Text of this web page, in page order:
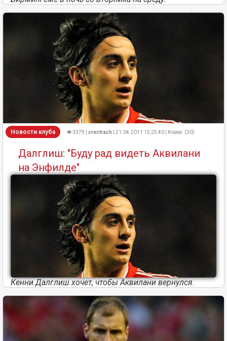
Новости клуба 👁 3379 | crectrach | 21.04.2011 15:25:40 | Комм. (30)
Далглиш: "Буду рад видеть Аквилани
на Энфилде"
Кенни Далглиш хочет, чтобы Аквилани вернулся.